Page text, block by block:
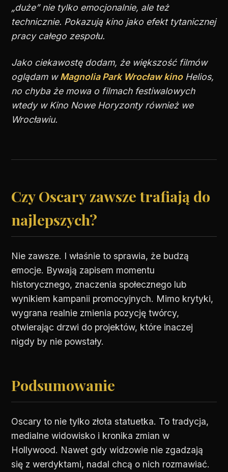
„duże” nie tylko emocjonalnie, ale też
technicznie. Pokazują kino jako efekt tytanicznej
pracy całego zespołu.
Jako ciekawostę dodam, że większość filmów
oglądam wMagnolia Park Wrocław kinoHelios,
no chyba że mowa o filmach festiwalowych
wtedy w Kino Nowe Horyzonty również we
Wrocławiu.
Czy Oscary zawsze trafiają do
najlepszych?
Nie zawsze. I właśnie to sprawia, że budzą
emocje. Bywają zapisem momentu
historycznego, znaczenia społecznego lub
wynikiem kampanii promocyjnych. Mimo krytyki,
wygrana realnie zmienia pozycję twórcy,
otwierając drzwi do projektów, które inaczej
nigdy by nie powstały.
Podsumowanie
Oscary to nie tylko złota statuetka. To tradycja,
medialne widowisko i kronika zmian w
Hollywood. Nawet gdy widzowie nie zgadzają
się z werdyktami, nadal chcą o nich rozmawiać.